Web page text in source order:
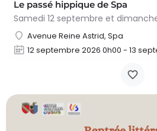
Le passé hippique de Spa
Avenue Reine Astrid, Spa
12 septembre 2026 0h00 - 13